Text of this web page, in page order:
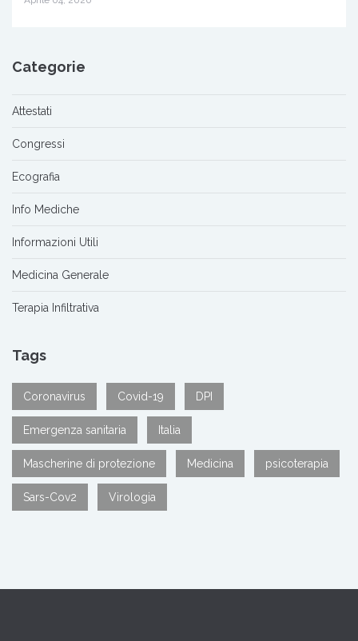
Categorie
Attestati
Congressi
Ecografia
Info Mediche
Informazioni Utili
Medicina Generale
Terapia Infiltrativa
Tags
Coronavirus Covid-19 DPI
Emergenza sanitaria Italia
Mascherine di protezione Medicina psicoterapia
Sars-Cov2 Virologia